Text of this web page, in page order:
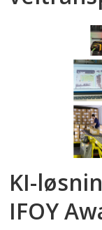
KI-
IFOY